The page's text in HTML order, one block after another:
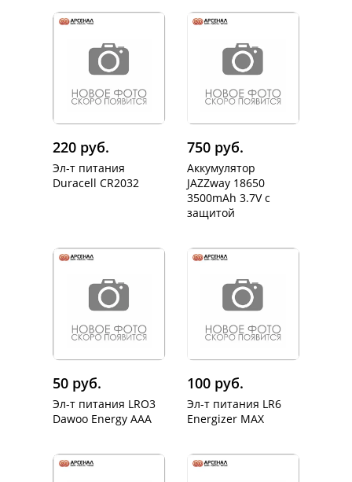
220 руб.
Эл-т питания
Duracell CR2032
750 руб.
Аккумулятор
JAZZway 18650
3500mAh 3.7V c
защитой
50 руб.
Эл-т питания LRO3
Dawoo Energy AAA
100 руб.
Эл-т питания LR6
Energizer MAX